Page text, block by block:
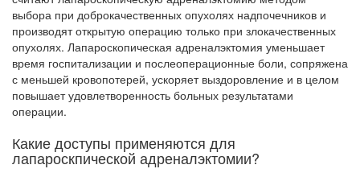
выбора при доброкачественных опухолях надпочечников и
производят открытую операцию только при злокачественных
опухолях. Лапароскопическая адреналэктомия уменьшает
время госпитализации и послеоперационные боли, сопряжена
с меньшей кровопотерей, ускоряет выздоровление и в целом
повышает удовлетворенность больных результатами
операции.
Какие доступы применяются для
лапароскпической адреналэктомии?